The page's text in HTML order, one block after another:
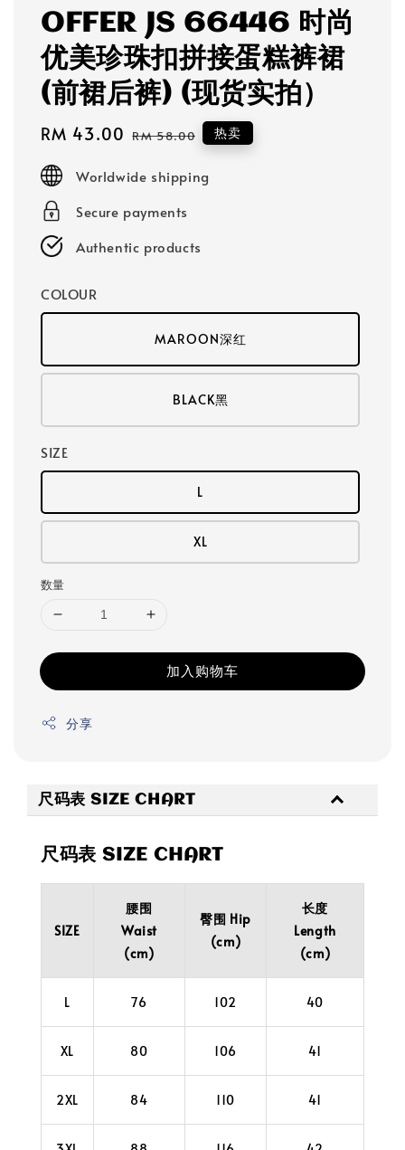
OFFER JS 66446 时尚
优美珍珠扣拼接蛋糕裤裙
(前裙后裤) (现货实拍）
Sale
RM 43.00 Regular
RM 58.00 热卖
Worldwide shipping
Secure payments
Authentic products
COLOUR
MAROON深红
BLACK黑
SIZE
L
XL
数量
加入购物车
分享
尺码表 SIZE CHART
尺码表 SIZE CHART
SIZE
腰围
Waist
(cm)
臀围 Hip
(cm)
长度
Length
(cm)
L 76 102 40
XL 80 106 41
2XL 84 110 41